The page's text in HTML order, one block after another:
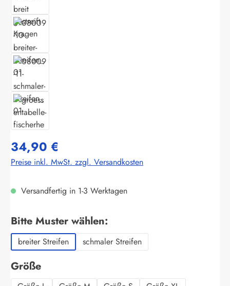
34,90 €
Preise inkl. MwSt. zzgl. Versandkosten
Versandfertig in 1-3 Werktagen
Bitte Muster wählen:
breiter Streifen schmaler Streifen
Größeauswählen